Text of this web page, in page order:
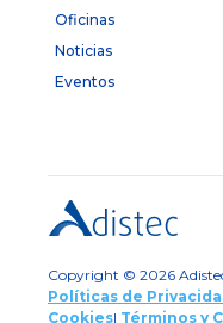
Oficinas
Noticias
Eventos
Copyright © 2026 Adistec
Políticas de
Cookies| Términos y